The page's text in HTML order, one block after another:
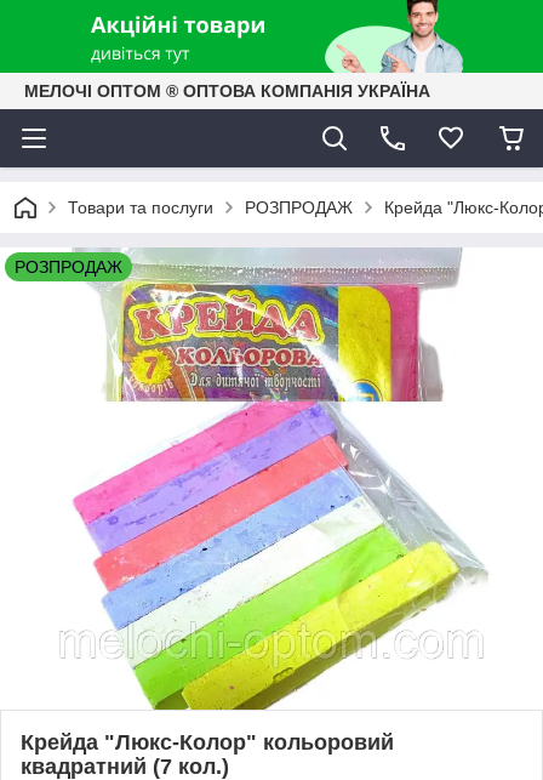
МЕЛОЧІ ОПТОМ ® ОПТОВА КОМПАНІЯ УКРАЇНА
Товари та послуги РОЗПРОДАЖ Крейда "Люкс-
РОЗПРОДАЖ
Крейда "Люкс-Колор" кольоровий
квадратний (7 кол.)